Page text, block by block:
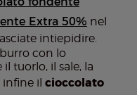
Extra 50% nel
intiepidire.
con lo
tuorlo, il sale, la
il cioccolato